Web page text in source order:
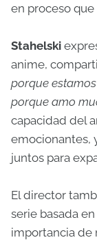
en proceso
Stahelski
anime,
porque
porque amo
capacidad del
emocionantes,
juntos para
El director
serie basada
importancia de